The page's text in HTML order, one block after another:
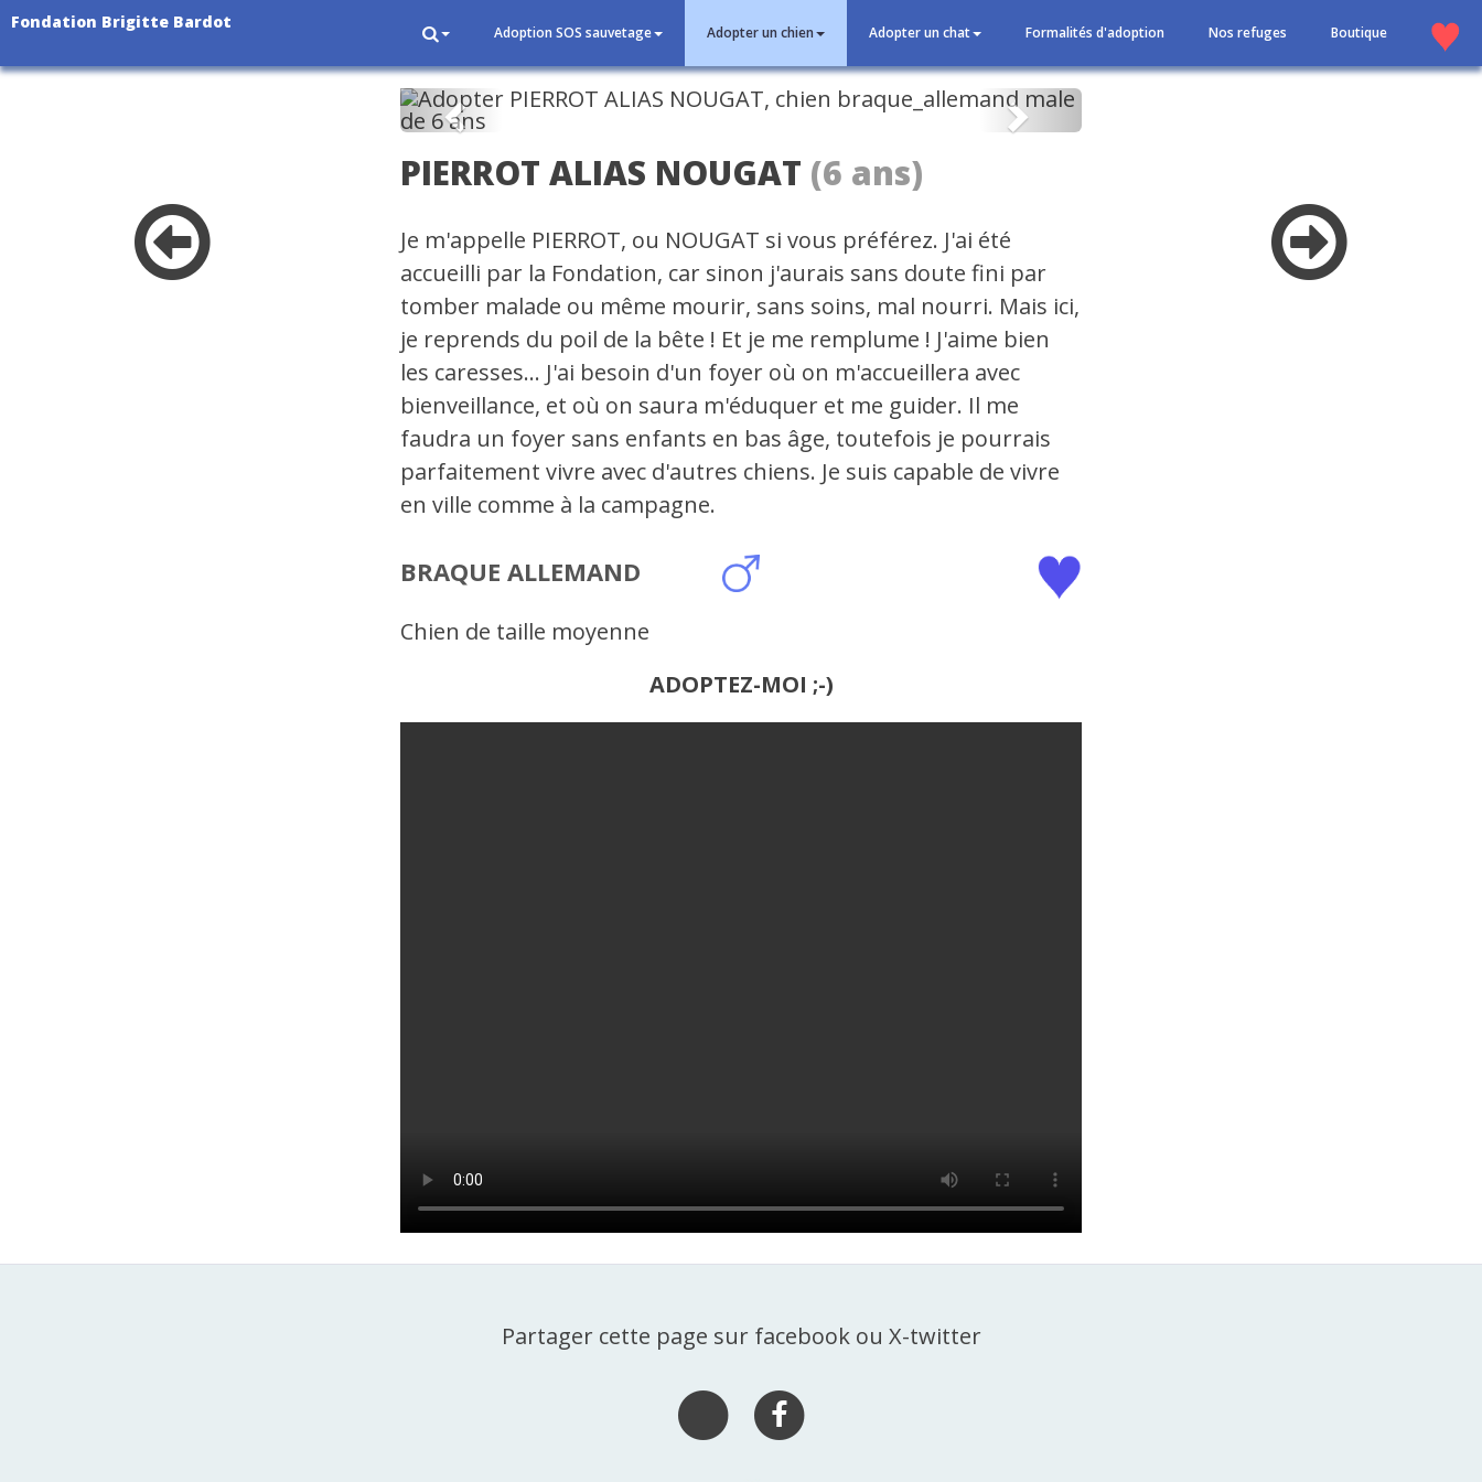
Fondation Brigitte Bardot
Adoption SOS sauvetage Adopter un chien Adopter un chat Formalités d'adoption Nos refuges Boutique
Précédent Suivant
PIERROT ALIAS NOUGAT (6 ans)
Je m'appelle PIERROT, ou NOUGAT si vous préférez. J'ai été
accueilli par la Fondation, car sinon j'aurais sans doute fini par
tomber malade ou même mourir, sans soins, mal nourri. Mais ici,
je reprends du poil de la bête ! Et je me remplume ! J'aime bien
les caresses... J'ai besoin d'un foyer où on m'accueillera avec
bienveillance, et où on saura m'éduquer et me guider. Il me
faudra un foyer sans enfants en bas âge, toutefois je pourrais
parfaitement vivre avec d'autres chiens. Je suis capable de vivre
en ville comme à la campagne.
BRAQUE ALLEMAND
Chien de taille moyenne
ADOPTEZ-MOI ;-)
Partager cette page sur facebook ou X-twitter